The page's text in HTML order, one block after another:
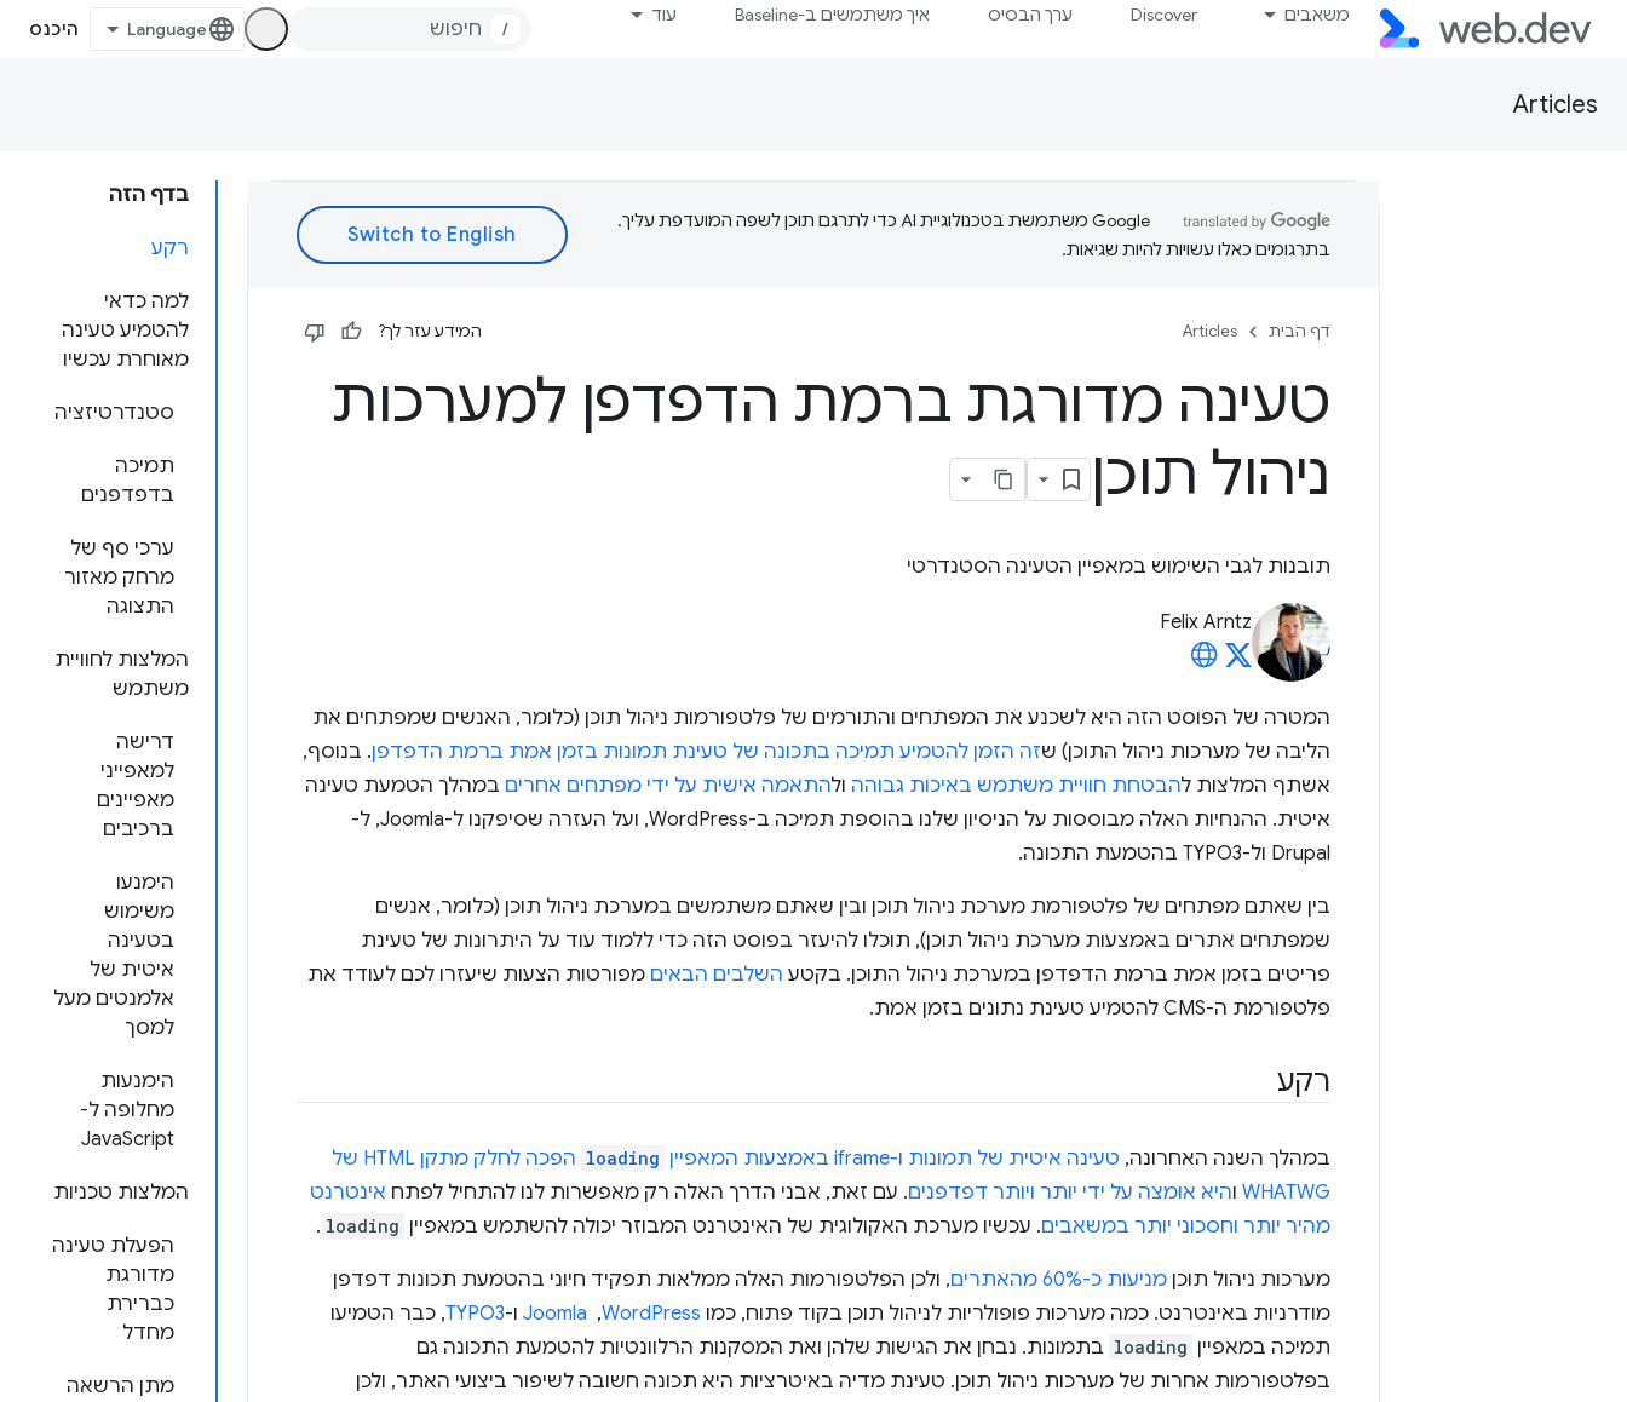
משאבים Discover ערך הבסיס איך משתמשים ב-Baseline עוד
/ היכנס
Articles
בדף הזה
רקע
למה כדאי
להטמיע טעינה
מאוחרת עכשיו
סטנדרטיזציה
תמיכה
בדפדפנים
ערכי סף של
מרחק מאזור
התצוגה
המלצות לחוויית
משתמש
דרישה
למאפייני
מאפיינים
ברכיבים
הימנעו
משימוש
בטעינה
איטית של
אלמנטים מעל
למסך
הימנעות
מחלופה ל-
JavaScript
המלצות טכניות
הפעלת טעינה
מדורגת
כברירת
מחדל
מתן הרשאה
‫Google משתמשת בטכנולוגיית AI כדי לתרגם תוכן לשפה המועדפת עליך.
בתרגומים כאלו עשויות להיות שגיאות.
דף הבית Articles המידע עזר לך?
טעינה מדורגת ברמת הדפדפן למערכות
ניהול תוכן
תובנות לגבי השימוש במאפיין הטעינה הסטנדרטי
Felix Arntz
המטרה של הפוסט הזה היא לשכנע את המפתחים והתורמים של פלטפורמות ניהול תוכן (כלומר, האנשים שמפתחים את
הליבה של מערכות ניהול התוכן) שזה הזמן להטמיע תמיכה בתכונה של טעינת תמונות בזמן אמת ברמת הדפדפן. בנוסף,
אשתף המלצות להבטחת חוויית משתמש באיכות גבוהה ולהתאמה אישית על ידי מפתחים אחרים במהלך הטמעת טעינה
איטית. ההנחיות האלה מבוססות על הניסיון שלנו בהוספת תמיכה ב-WordPress, ועל העזרה שסיפקנו ל-Joomla, ל-
Drupal ול-TYPO3 בהטמעת התכונה.
בין שאתם מפתחים של פלטפורמת מערכת ניהול תוכן ובין שאתם משתמשים במערכת ניהול תוכן (כלומר, אנשים
שמפתחים אתרים באמצעות מערכת ניהול תוכן), תוכלו להיעזר בפוסט הזה כדי ללמוד עוד על היתרונות של טעינת
פריטים בזמן אמת ברמת הדפדפן במערכת ניהול התוכן. בקטע השלבים הבאים מפורטות הצעות שיעזרו לכם לעודד את
פלטפורמת ה-CMS להטמיע טעינת נתונים בזמן אמת.
רקע
במהלך השנה האחרונה, טעינה איטית של תמונות ו-iframe באמצעות המאפיין loading
הפכה לחלק מתקן HTML של
WHATWG והיא אומצה על ידי יותר ויותר דפדפנים. עם זאת, אבני הדרך האלה רק מאפשרות לנו להתחיל לפתח אינטרנט
מהיר יותר וחסכוני יותר במשאבים. עכשיו מערכת האקולוגית של האינטרנט המבוזר יכולה להשתמש במאפיין loading
.
מערכות ניהול תוכן מניעות כ-60% מהאתרים
, ולכן הפלטפורמות האלה ממלאות תפקיד חיוני בהטמעת תכונות דפדפן
מודרניות באינטרנט. כמה מערכות פופולריות לניהול תוכן בקוד פתוח, כמו WordPress
, ‏
Joomla ו-TYPO3, כבר הטמיעו
תמיכה במאפיין loading בתמונות. נבחן את הגישות שלהן ואת המסקנות הרלוונטיות להטמעת התכונה גם
בפלטפורמות אחרות של מערכות ניהול תוכן. טעינת מדיה באיטרציות היא תכונה חשובה לשיפור ביצועי האתר, ולכן